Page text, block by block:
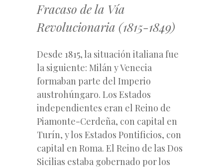
Fracaso de la Vía
Revolucionaria (1815-1849)
Desde 1815, la situación italiana fue
la siguiente: Milán y Venecia
formaban parte del Imperio
austrohúngaro. Los Estados
independientes eran el Reino de
Piamonte-Cerdeña, con capital en
Turín, y los Estados Pontificios, con
capital en Roma. El Reino de las Dos
Sicilias estaba gobernado por los